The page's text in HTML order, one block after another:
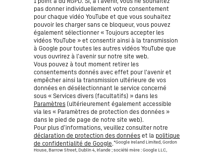
pas donner individuellement votre consentement
pour chaque vidéo YouTube et que vous souhaitez
pouvoir les charger sans ce bloqueur, vous pouvez
également sélectionner « Toujours accepter les
vidéos YouTube » et consentir ainsi à la transmission
à Google pour toutes les autres vidéos YouTube que
vous ouvrirez à l’avenir sur notre site web.
Vous pouvez à tout moment retirer les
consentements donnés avec effet pour l'avenir et
empêcher ainsi la transmission ultérieure de vos
données en désélectionnant le service concerné
sous « Services divers (facultatifs) » dans les
Paramètres (ultérieurement également accessible
via les « Paramètres de protection des données »
dans le pied de page de notre site web).
Pour plus d’informations, veuillez consulter notre
déclaration de protection des données et la politique
de confidentialité de Google.*Google Ireland Limited, Gordon
House, Barrow Street, Dublin 4, Irlande ; société mère : Google LLC,